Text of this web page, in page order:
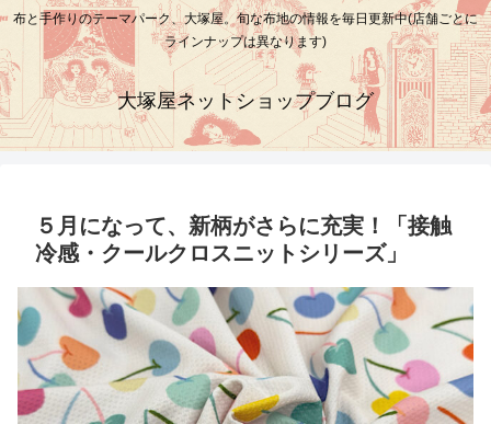
布と手作りのテーマパーク、大塚屋。旬な布地の情報を毎日更新中(店舗ごとに
ラインナップは異なります)
大塚屋ネットショップブログ
５月になって、新柄がさらに充実！「接触
冷感・クールクロスニットシリーズ」